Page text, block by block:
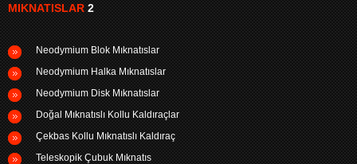
MIKNATISLAR2
Neodymium Blok Mıknatıslar
Neodymium Halka Mıknatıslar
Neodymium Disk Mıknatıslar
Doğal Mıknatıslı Kollu Kaldıraçlar
Çekbas Kollu Mıknatıslı Kaldıraç
Teleskopik Çubuk Mıknatıs